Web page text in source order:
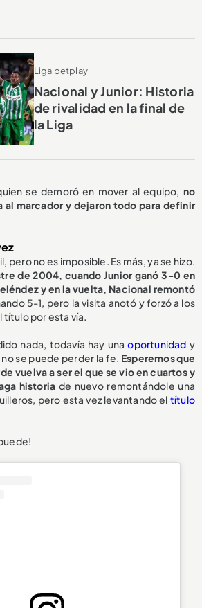
Liga betplay
Nacional y Junior: Historia
de rivalidad en la final de
la Liga
se demoró en mover al equipo, no
al marcador y dejaron todo para definir
pero no es imposible. Es más, ya se hizo.
de 2004, cuando Junior ganó 3-0 en
y en la vuelta, Nacional remontó
5-1, pero la visita anotó y forzó a los
título por esta vía.
nada, todavía hay unaoportunidad y
se puede perder la fe. Esperemos que
vuelva a ser el que se vio en cuartos y
historia de nuevo remontándole una
pero esta vez levantando el título